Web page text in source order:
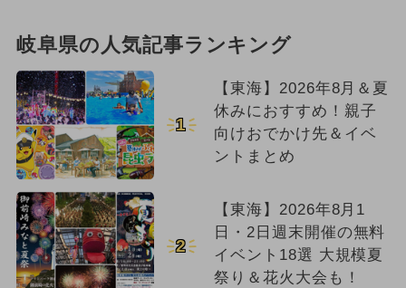
岐阜県の人気記事ランキング
1
【東海】2026年8月＆夏
休みにおすすめ！親子
向けおでかけ先＆イベ
ントまとめ
2
【東海】2026年8月1
日・2日週末開催の無料
イベント18選 大規模夏
祭り＆花火大会も！